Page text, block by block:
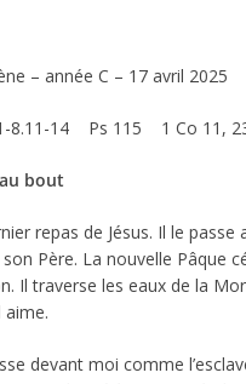
– année C – 17 avril 2025
8.11-14 Ps 115 1 Co 11,
bout
repas de Jésus. Il le
son Père. La nouvelle Pâque
Il traverse les eaux de la
aime.
devant moi comme